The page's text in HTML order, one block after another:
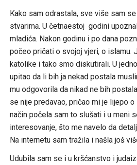
Kako sam odrastala, sve više sam
stvarima. U četnaestoj godini
mladića. Nakon godinu i po dana
počeo pričati o svojoj vjeri, o islamu.
katolike i tako smo diskutirali. U
upitao da li bih ja nekad postala
mu odgovorila da nikad ne bih
se nije predavao, pričao mi je lijepo o
način počela sam to slušati i u meni
interesovanje, što me navelo da
Na internetu sam tražila i našla još
Udubila sam se i u kršćanstvo i